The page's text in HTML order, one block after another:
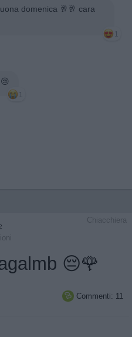
domenica 🥂🥂 cara
1
1
Chiacchiera
😔🌹
 Commenti: 11